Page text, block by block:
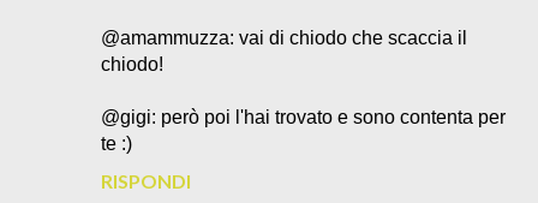
@amammuzza: vai di chiodo che scaccia il
chiodo!
@gigi: però poi l'hai trovato e sono contenta per
te :)
RISPONDI